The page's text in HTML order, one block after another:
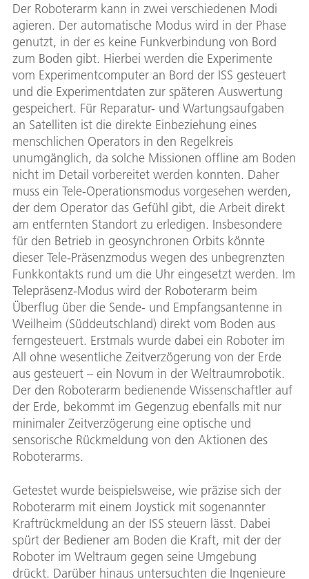
Der Roboterarm kann in zwei verschiedenen Modi
agieren. Der automatische Modus wird in der Phase
genutzt, in der es keine Funkverbindung von Bord
zum Boden gibt. Hierbei werden die Experimente
vom Experimentcomputer an Bord der ISS gesteuert
und die Experimentdaten zur späteren Auswertung
gespeichert. Für Reparatur- und Wartungsaufgaben
an Satelliten ist die direkte Einbeziehung eines
menschlichen Operators in den Regelkreis
unumgänglich, da solche Missionen offline am Boden
nicht im Detail vorbereitet werden konnten. Daher
muss ein Tele-Operationsmodus vorgesehen werden,
der dem Operator das Gefühl gibt, die Arbeit direkt
am entfernten Standort zu erledigen. Insbesondere
für den Betrieb in geosynchronen Orbits könnte
dieser Tele-Präsenzmodus wegen des unbegrenzten
Funkkontakts rund um die Uhr eingesetzt werden. Im
Telepräsenz-Modus wird der Roboterarm beim
Überflug über die Sende- und Empfangsantenne in
Weilheim (Süddeutschland) direkt vom Boden aus
ferngesteuert. Erstmals wurde dabei ein Roboter im
All ohne wesentliche Zeitverzögerung von der Erde
aus gesteuert – ein Novum in der Weltraumrobotik.
Der den Roboterarm bedienende Wissenschaftler auf
der Erde, bekommt im Gegenzug ebenfalls mit nur
minimaler Zeitverzögerung eine optische und
sensorische Rückmeldung von den Aktionen des
Roboterarms.
Getestet wurde beispielsweise, wie präzise sich der
Roboterarm mit einem Joystick mit sogenannter
Kraftrückmeldung an der ISS steuern lässt. Dabei
spürt der Bediener am Boden die Kraft, mit der der
Roboter im Weltraum gegen seine Umgebung
drückt. Darüber hinaus untersuchten die Ingenieure